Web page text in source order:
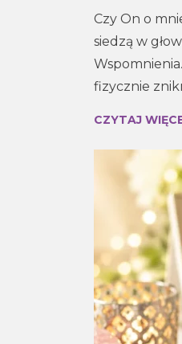
Czy On o
siedzą w
fizycznie
CZYTAJ